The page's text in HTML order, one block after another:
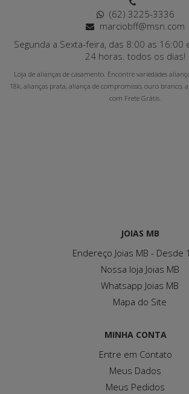
JOIAS MB
Endereço Joias MB - Desde
Nossa loja Joias MB
Whatsapp Joias MB
Mapa do Site
MINHA CONTA
Entre em Contato
Meus Dados
Meus Pedidos
(62) 3225-3336
marciobff@msn.com
Segunda a Sexta-feira, das 8:00 as 16:00
24 horas. todos os dias!
Loja de alianças de casamento. Encontre variedades
18k, alianças prata, aliança de compromisso, ouro branco,
com Frete Grátis.